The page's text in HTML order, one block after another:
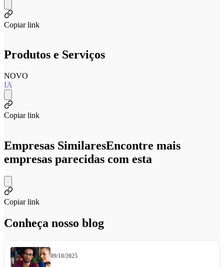
Copiar link
Produtos e Serviços
NOVO
IA
Copiar link
Empresas SimilaresEncontre mais
empresas parecidas com esta
Copiar link
Conheça nosso blog
09/10/2025